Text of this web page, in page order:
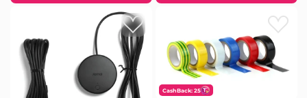
CashBack: 25